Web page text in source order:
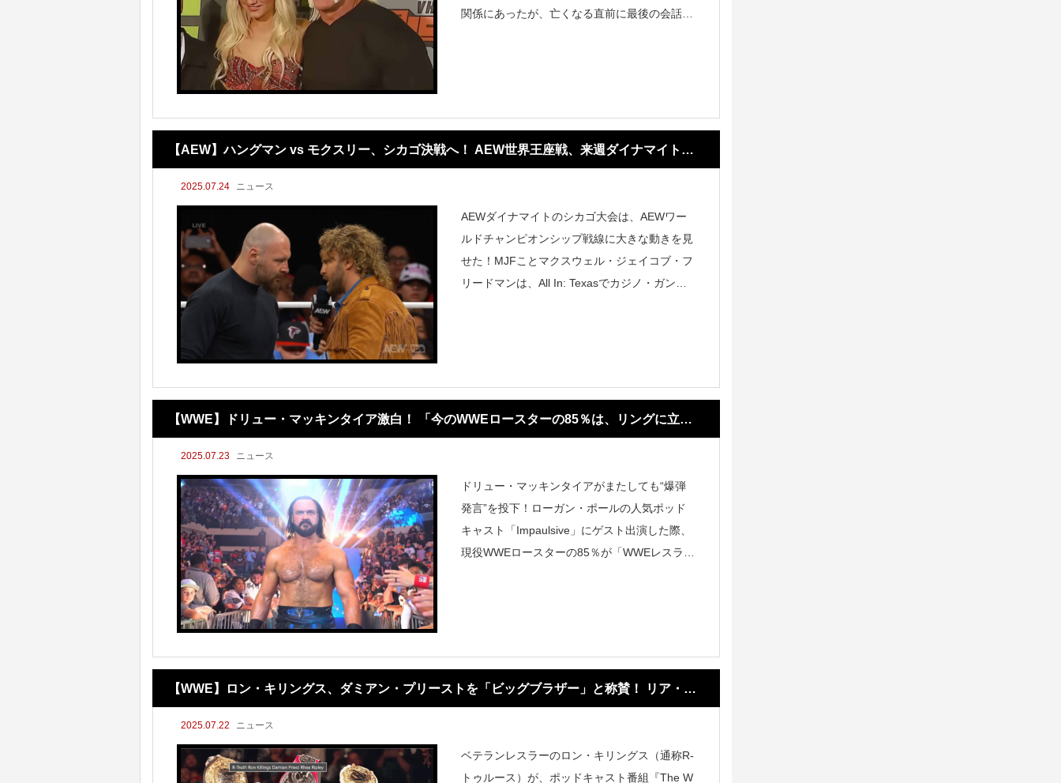
関係にあったが、亡くなる直前に最後の会話が
【AEW】ハングマン vs モクスリー、シカゴ決戦へ！ AEW世界王座戦、来週ダイナマイトで
大激突決定！
2025.07.24 ニュース
AEWダイナマイトのシカゴ大会は、AEWワー
ルドチャンピオンシップ戦線に大きな動きを見
せた！MJFことマクスウェル・ジェイコブ・フ
リードマンは、All In: Texasでカジノ・ガント
【WWE】ドリュー・マッキンタイア激白！ 「今のWWEロースターの85％は、リングに立つ
見た目じゃない！」
2025.07.23 ニュース
ドリュー・マッキンタイアがまたしても“爆弾
発言”を投下！ローガン・ポールの人気ポッド
キャスト「Impaulsive」にゲスト出演した際、
現役WWEロースターの85％が「WWEレスラー
【WWE】ロン・キリングス、ダミアン・プリーストを「ビッグブラザー」と称賛！ リア・リ
プリーと結成構想も!? 新ユニット“テラー・トリプレッツ”爆誕の可能性浮上！
2025.07.22 ニュース
ベテランレスラーのロン・キリングス（通称R-
トゥルース）が、ポッドキャスト番組『The W